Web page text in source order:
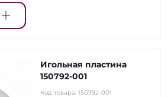
Игольная пластина
150792-001
Код товара: 150792-001